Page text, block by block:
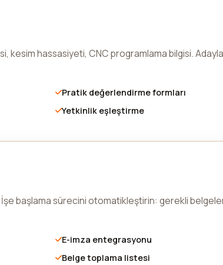
kesim hassasiyeti, CNC programlama bilgisi.
Pratik değerlendirme formları
Yetkinlik eşleştirme
başlama sürecini otomatikleştirin: gerekli
E-imza entegrasyonu
Belge toplama listesi